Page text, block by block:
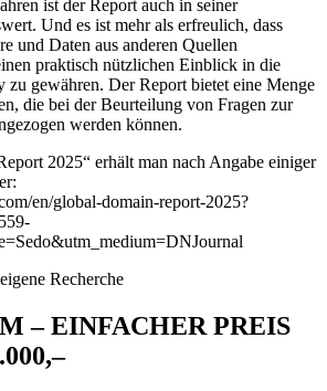
ist der Report auch in seiner
Und es ist mehr als erfreulich, dass
und Daten aus anderen Quellen
praktisch nützlichen Einblick in die
zu gewähren. Der Report bietet eine Menge
die bei der Beurteilung von Fragen zur
werden können.
2025“ erhält man nach Angabe einiger
en/global-domain-report-2025?
Recherche
– EINFACHER PREIS